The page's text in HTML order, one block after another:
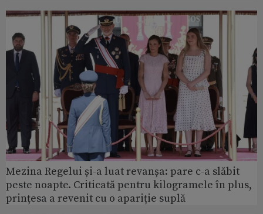
Mezina Regelui și-a luat revanșa: pare c-a slăbit
peste noapte. Criticată pentru kilogramele în plus,
prințesa a revenit cu o apariție suplă